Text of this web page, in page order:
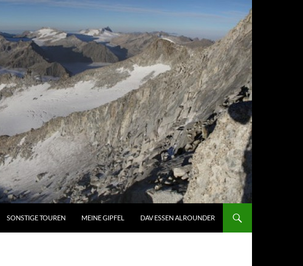
SONSTIGE TOUREN MEINE GIPFEL DAV ESSEN ALROUNDER